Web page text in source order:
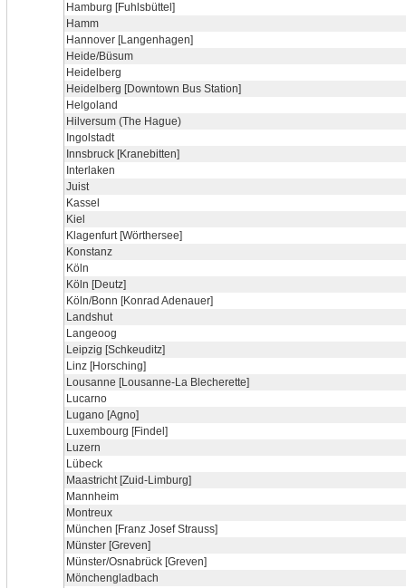
Hamburg [Fuhlsbüttel]
Hamm
Hannover [Langenhagen]
Heide/Büsum
Heidelberg
Heidelberg [Downtown Bus Station]
Helgoland
Hilversum (The Hague)
Ingolstadt
Innsbruck [Kranebitten]
Interlaken
Juist
Kassel
Kiel
Klagenfurt [Wörthersee]
Konstanz
Köln
Köln [Deutz]
Köln/Bonn [Konrad Adenauer]
Landshut
Langeoog
Leipzig [Schkeuditz]
Linz [Horsching]
Lousanne [Lousanne-La Blecherette]
Lucarno
Lugano [Agno]
Luxembourg [Findel]
Luzern
Lübeck
Maastricht [Zuid-Limburg]
Mannheim
Montreux
München [Franz Josef Strauss]
Münster [Greven]
Münster/Osnabrück [Greven]
Mönchengladbach